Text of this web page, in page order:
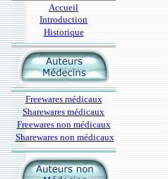
Accueil
Introduction
Historique
Freewares médicaux
Sharewares médicaux
Freewares non médicaux
Sharewares non médicaux